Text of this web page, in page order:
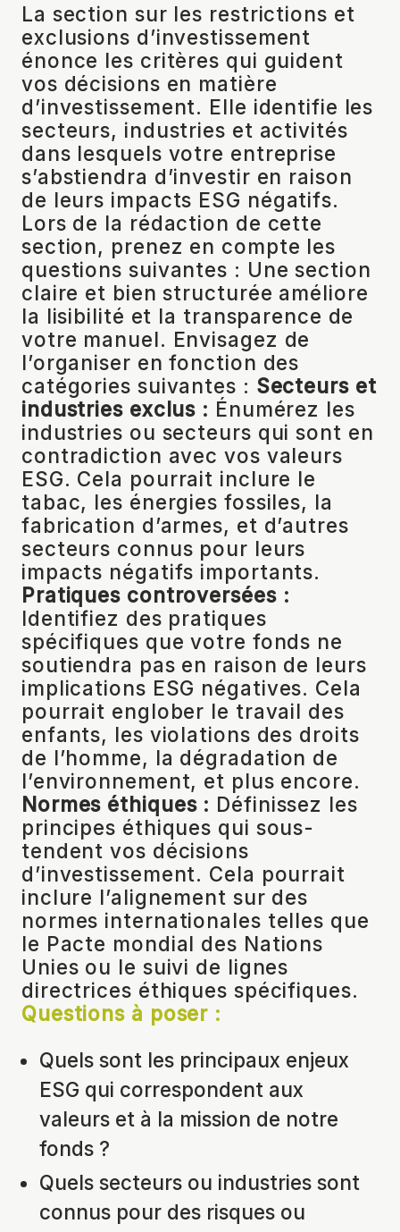
La section sur les restrictions et
exclusions d’investissement
énonce les critères qui guident
vos décisions en matière
d’investissement. Elle identifie les
secteurs, industries et activités
dans lesquels votre entreprise
s’abstiendra d’investir en raison
de leurs impacts ESG négatifs.
Lors de la rédaction de cette
section, prenez en compte les
questions suivantes : Une section
claire et bien structurée améliore
la lisibilité et la transparence de
votre manuel. Envisagez de
l’organiser en fonction des
catégories suivantes : Secteurs et
industries exclus : Énumérez les
industries ou secteurs qui sont en
contradiction avec vos valeurs
ESG. Cela pourrait inclure le
tabac, les énergies fossiles, la
fabrication d’armes, et d’autres
secteurs connus pour leurs
impacts négatifs importants.
Pratiques controversées :
Identifiez des pratiques
spécifiques que votre fonds ne
soutiendra pas en raison de leurs
implications ESG négatives. Cela
pourrait englober le travail des
enfants, les violations des droits
de l’homme, la dégradation de
l’environnement, et plus encore.
Normes éthiques : Définissez les
principes éthiques qui sous-
tendent vos décisions
d’investissement. Cela pourrait
inclure l’alignement sur des
normes internationales telles que
le Pacte mondial des Nations
Unies ou le suivi de lignes
directrices éthiques spécifiques.
Questions à poser :
Quels sont les principaux enjeux
ESG qui correspondent aux
valeurs et à la mission de notre
fonds ?
Quels secteurs ou industries sont
connus pour des risques ou